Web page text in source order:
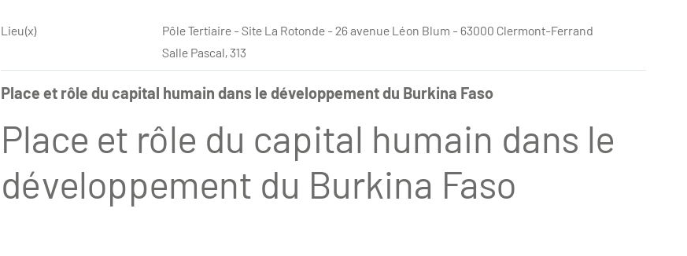
Lieu(x)
Pôle Tertiaire - Site La Rotonde - 26 avenue Léon Blum - 63000 Clermont-Ferrand
Salle Pascal, 313
Place et rôle du capital humain dans le développement du Burkina Faso
Place et rôle du capital humain dans le
développement du Burkina Faso